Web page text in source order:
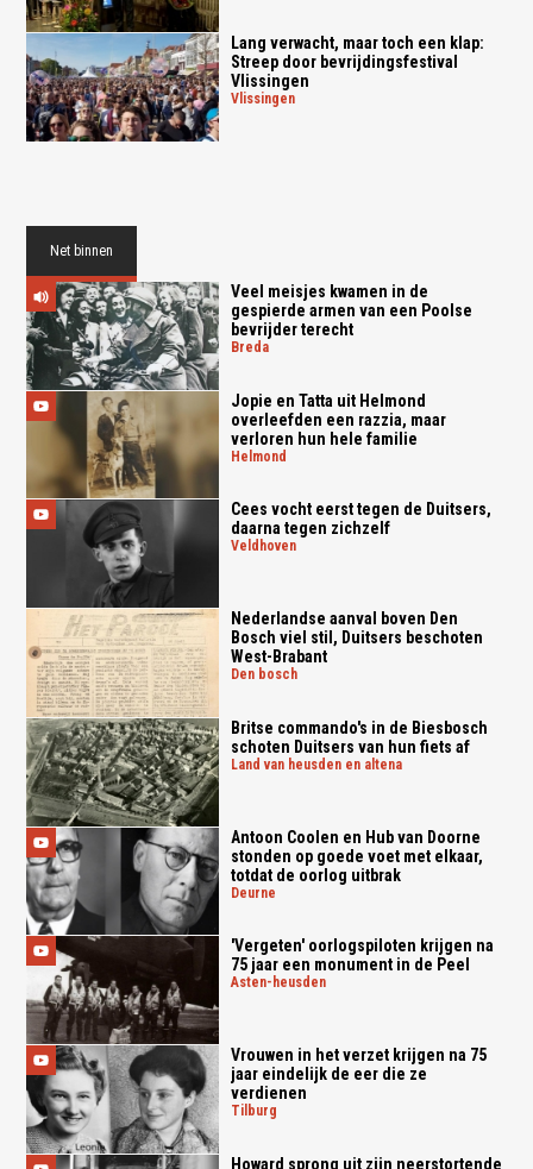
Lang verwacht, maar toch een klap:
Streep door bevrijdingsfestival
Vlissingen
vlissingen
Net binnen
Veel meisjes kwamen in de
gespierde armen van een Poolse
bevrijder terecht
breda
Jopie en Tatta uit Helmond
overleefden een razzia, maar
verloren hun hele familie
helmond
Cees vocht eerst tegen de Duitsers,
daarna tegen zichzelf
veldhoven
Nederlandse aanval boven Den
Bosch viel stil, Duitsers beschoten
West-Brabant
den bosch
Britse commando's in de Biesbosch
schoten Duitsers van hun fiets af
land van heusden en altena
Antoon Coolen en Hub van Doorne
stonden op goede voet met elkaar,
totdat de oorlog uitbrak
deurne
'Vergeten' oorlogspiloten krijgen na
75 jaar een monument in de Peel
asten-heusden
Vrouwen in het verzet krijgen na 75
jaar eindelijk de eer die ze
verdienen
tilburg
Howard sprong uit zijn neerstortende